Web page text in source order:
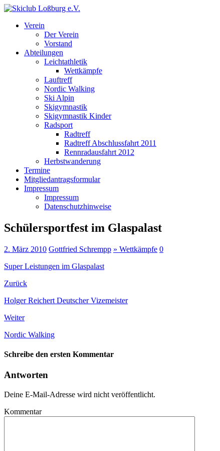
Verein
Der Verein
Vorstand
Abteilungen
Leichtathletik
Wettkämpfe
Lauftreff
Nordic Walking
Ski Alpin
Skigymnastik
Skigymnastik Kinder
Radsport
Radtreff
Radtreff Abschlussfahrt 2011
Rennradausfahrt 2012
Herbstwanderung
Termine
Mitgliedantragsformular
Impressum
Impressum
Datenschutzhinweise
Schülersportfest im Glaspalast
2. März 2010 Gottfried Schrempp » Wettkämpfe 0
Super Leistungen im Glaspalast
Zurück
Holger Reichert Deutscher Vizemeister
Weiter
Nordic Walking
Schreibe den ersten Kommentar
Antworten
Deine E-Mail-Adresse wird nicht veröffentlicht.
Kommentar